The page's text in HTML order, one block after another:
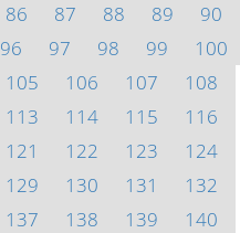
86 87 88 89
90
96 97 98 99
100
105 106 107
108
113 114 115
116
121 122 123
124
129 130 131
132
137 138 139
140